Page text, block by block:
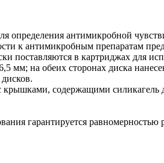
определения антимикробной
к антимикробным препаратам
поставляются в картриджах для
мм; на обеих сторонах диска
содержащими силикагель
гарантируется